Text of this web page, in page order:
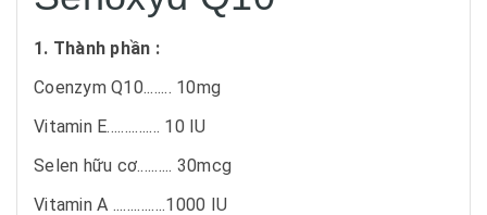
1. Thành phần :
Coenzym Q10........ 10mg
Vitamin E............... 10 IU
Selen hữu cơ.......... 30mcg
Vitamin A ...............1000 IU